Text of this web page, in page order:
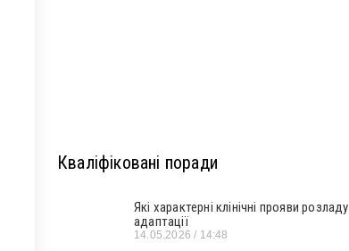
Кваліфіковані поради
Які характерні клінічні прояви розладу
адаптації
14.05.2026 14:48